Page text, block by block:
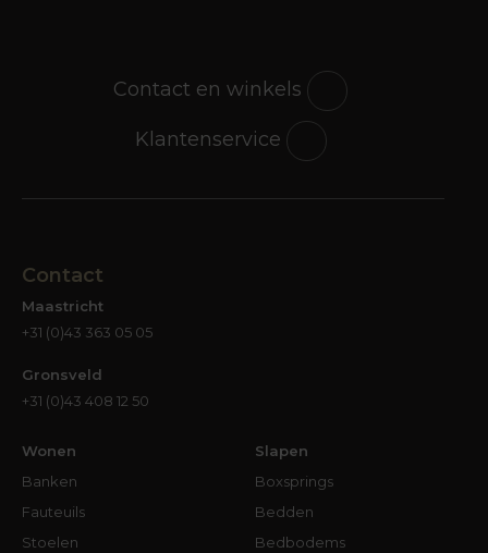
Contact en winkels
Klantenservice
Contact
Maastricht
+31 (0)43 363 05 05
Gronsveld
+31 (0)43 408 12 50
Wonen
Banken
Fauteuils
Stoelen
Slapen
Boxsprings
Bedden
Bedbodems